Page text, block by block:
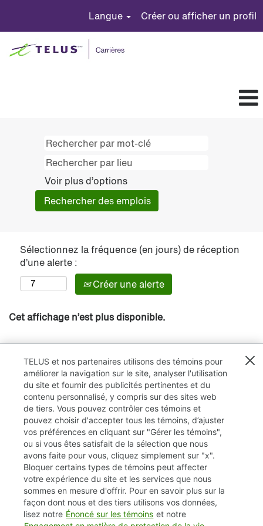
Langue Créer ou afficher un profil
Voir plus d’options
Sélectionnez la fréquence (en jours) de réception
d’une alerte :
Créer une alerte
Cet affichage n’est plus disponible.
TELUS.com
Vie privée / Cookies (témoins)
Accessibilité
TELUS et nos partenaires utilisons des témoins pour
améliorer la navigation sur le site, analyser l'utilisation
du site et fournir des publicités pertinentes et du
contenu personnalisé, y compris sur des sites web
de tiers. Vous pouvez contrôler ces témoins et
pouvez choisir d'accepter tous les témoins, d’ajuster
vos préférences en cliquant sur "Gérer les témoins",
ou si vous êtes satisfait de la sélection que nous
avons faite pour vous, cliquez simplement sur "x".
Bloquer certains types de témoins peut affecter
votre expérience du site et les services que nous
sommes en mesure d'offrir. Pour en savoir plus sur la
façon dont nous et des tiers utilisons vos données,
lisez notre Énoncé sur les témoins et notre